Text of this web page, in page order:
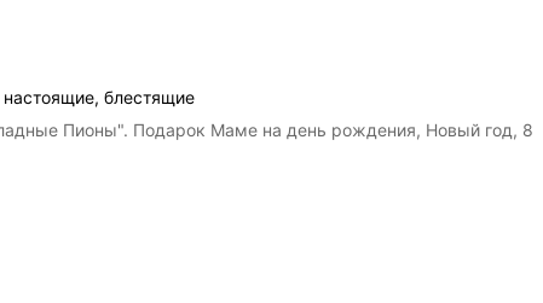
блестящие
Пионы". Подарок Маме на день рождения, Новый год, 8